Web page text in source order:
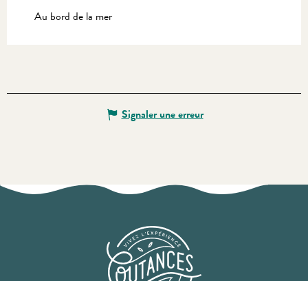
Au bord de la mer
Signaler une erreur